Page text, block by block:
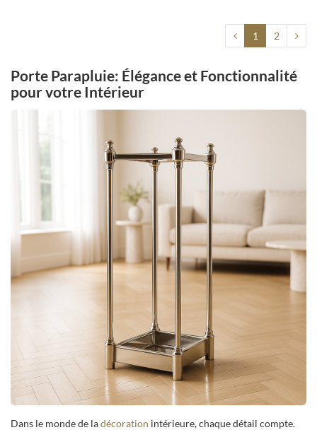
1 2
Porte Parapluie: Élégance et Fonctionnalité
pour votre Intérieur
Dans le monde de ladécoration intérieure, chaque détail compte.